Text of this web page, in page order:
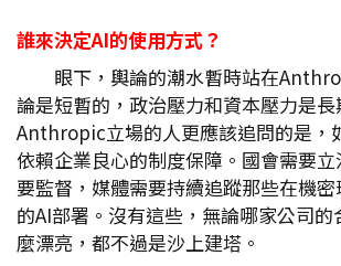
誰來決定AI的使用方式？
眼下，輿論的潮水暫時站在
論是短暫的，政治壓力和資本壓力是
Anthropic立場的人更應該追問的是，
依賴企業良心的制度保障。國會需要
要監督，媒體需要持續追蹤那些在機
的AI部署。沒有這些，無論哪家公司的
麼漂亮，都不過是沙上建塔。